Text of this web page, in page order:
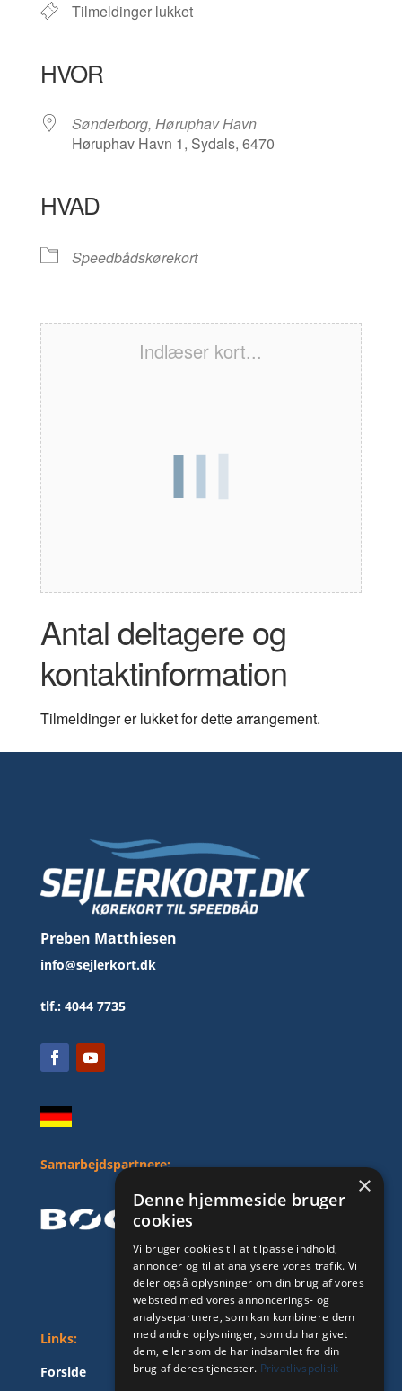
Tilmeldinger lukket
HVOR
Sønderborg, Høruphav Havn
Høruphav Havn 1, Sydals, 6470
HVAD
Speedbådskørekort
Indlæser kort...
Antal deltagere og
kontaktinformation
Tilmeldinger er lukket for dette arrangement.
Preben Matthiesen
info@sejlerkort.dk
tlf.: 4044 7735
Samarbejdspartnere:
Links:
Forside
×
Denne hjemmeside bruger
cookies
Vi bruger cookies til at tilpasse indhold,
annoncer og til at analysere vores trafik. Vi
deler også oplysninger om din brug af vores
websted med vores annoncerings- og
analysepartnere, som kan kombinere dem
med andre oplysninger, som du har givet
dem, eller som de har indsamlet fra din
brug af deres tjenester. Privatlivspolitik